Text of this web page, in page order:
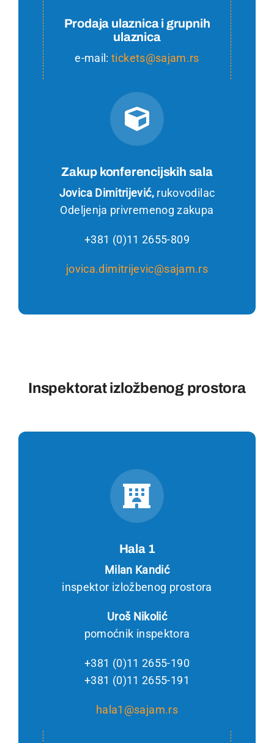
Prodaja ulaznica i grupnih
ulaznica
e-mail:tickets@sajam.rs
Zakup konferencijskih sala
Jovica Dimitrijević, rukovodilac
Odeljenja privremenog zakupa
+381 (0)11 2655-809
jovica.dimitrijevic@sajam.rs
Inspektorat izložbenog prostora
Hala 1
Milan Kandić
inspektor izložbenog prostora
Uroš Nikolić
pomoćnik inspektora
+381 (0)11 2655-190
+381 (0)11 2655-191
hala1@sajam.rs